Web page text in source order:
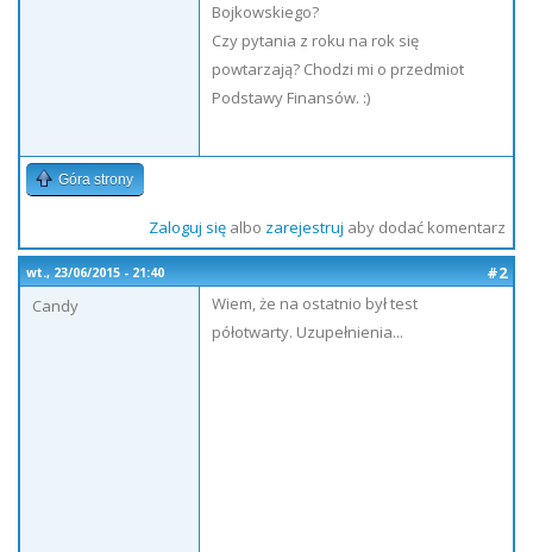
Bojkowskiego?
Czy pytania z roku na rok się
powtarzają? Chodzi mi o przedmiot
Podstawy Finansów. :)
Góra strony
Zaloguj sięalbo zarejestruj aby dodać komentarz
wt., 23/06/2015 - 21:40
#2
Candy
Wiem, że na ostatnio był test
półotwarty. Uzupełnienia...